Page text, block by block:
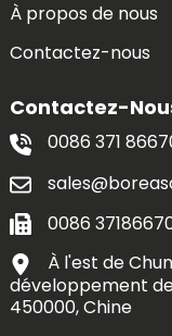
À propos de nous
Contactez-nous
Contactez-
0086 371
0086
À l'est de
développement
450000, Chine